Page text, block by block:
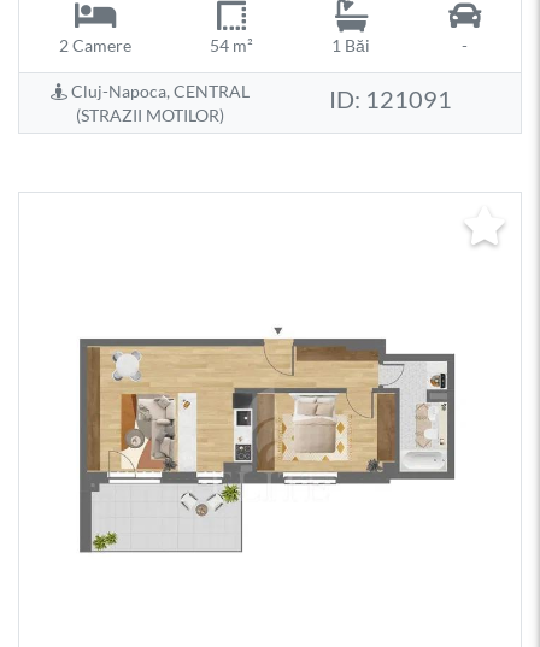
2 Camere 54 m² 1 Băi -
Cluj-Napoca, CENTRAL
(STRAZII MOTILOR)
ID: 121091